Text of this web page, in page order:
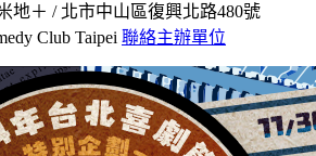
地＋ / 北市中山區復興北路480號
Club Taipei 聯絡主辦單位